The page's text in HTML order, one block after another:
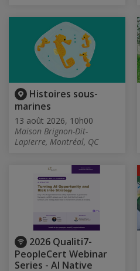
Histoires sous-
marines
13 août 2026, 10h00
Maison Brignon-Dit-
Lapierre, Montréal, QC
2026 Qualiti7-
PeopleCert Webinar
Series - AI Native